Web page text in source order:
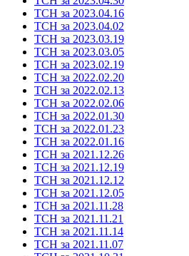
ТСН за 2023.04.16
ТСН за 2023.04.02
ТСН за 2023.03.19
ТСН за 2023.03.05
ТСН за 2023.02.19
ТСН за 2022.02.20
ТСН за 2022.02.13
ТСН за 2022.02.06
ТСН за 2022.01.30
ТСН за 2022.01.23
ТСН за 2022.01.16
ТСН за 2021.12.26
ТСН за 2021.12.19
ТСН за 2021.12.12
ТСН за 2021.12.05
ТСН за 2021.11.28
ТСН за 2021.11.21
ТСН за 2021.11.14
ТСН за 2021.11.07